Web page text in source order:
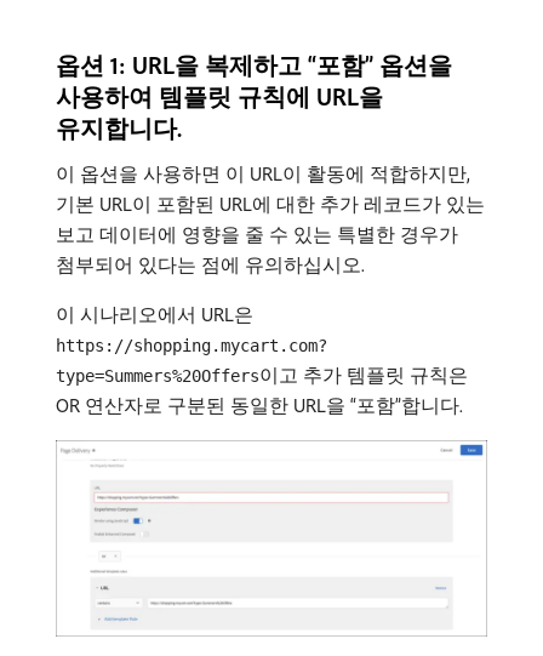
옵션 1: URL을 복제하고 “포함” 옵션을
사용하여 템플릿 규칙에 URL을
유지합니다.
이 옵션을 사용하면 이 URL이 활동에 적합하지만,
기본 URL이 포함된 URL에 대한 추가 레코드가 있는
보고 데이터에 영향을 줄 수 있는 특별한 경우가
첨부되어 있다는 점에 유의하십시오.
이 시나리오에서 URL은
https://shopping.mycart.com?
type=Summers%20Offers이고 추가 템플릿 규칙은
OR 연산자로 구분된 동일한 URL을 “포함”합니다.